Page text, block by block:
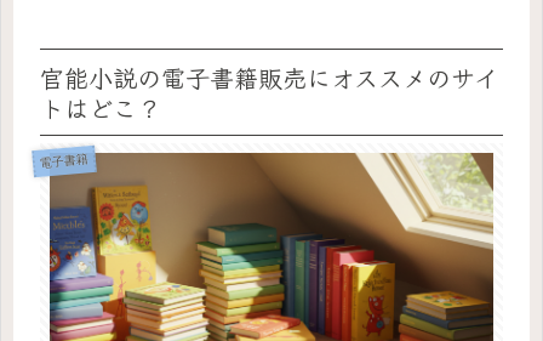
官能小説の電子書籍販売にオススメのサイ
トはどこ？
電子書籍